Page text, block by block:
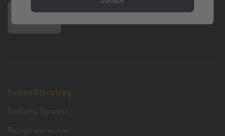
Schnelleinstieg
Einfache Sprache
Rezept einreichen